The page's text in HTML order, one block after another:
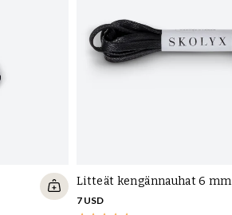
Litteät kengännauhat 6 mm
7 USD